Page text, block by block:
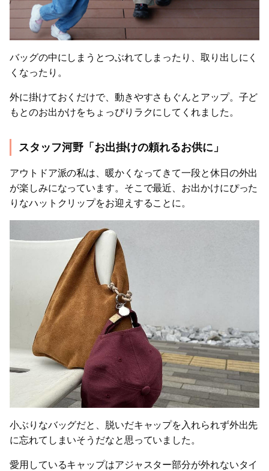
バッグの中にしまうとつぶれてしまったり、取り出しにく
くなったり。
外に掛けておくだけで、動きやすさもぐんとアップ。子ど
もとのお出かけをちょっぴりラクにしてくれました。
スタッフ河野「お出掛けの頼れるお供に」
アウトドア派の私は、暖かくなってきて一段と休日の外出
が楽しみになっています。そこで最近、お出かけにぴった
りなハットクリップをお迎えすることに。
小ぶりなバッグだと、脱いだキャップを入れられず外出先
に忘れてしまいそうだなと思っていました。
愛用しているキャップはアジャスター部分が外れないタイ